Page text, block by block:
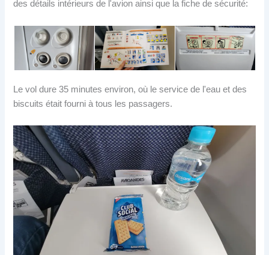
des détails intérieurs de l'avion ainsi que la fiche de sécurité:
Le vol dure 35 minutes environ, où le service de l'eau et des
biscuits était fourni à tous les passagers.